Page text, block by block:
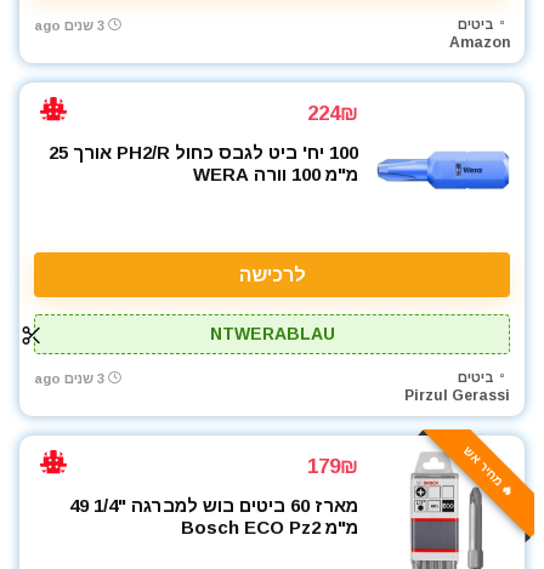
ביטים
Amazon
3 שנים ago
224₪
100 יח' ביט לגבס כחול PH2/R אורך 25
מ"מ 100 וורה WERA
לרכישה
NTWERABLAU
ביטים
Pirzul Gerassi
3 שנים ago
🔥 מחיר אש 179₪
מארז 60 ביטים בוש למברגה "1/4 49
מ"מ Bosch ECO Pz2